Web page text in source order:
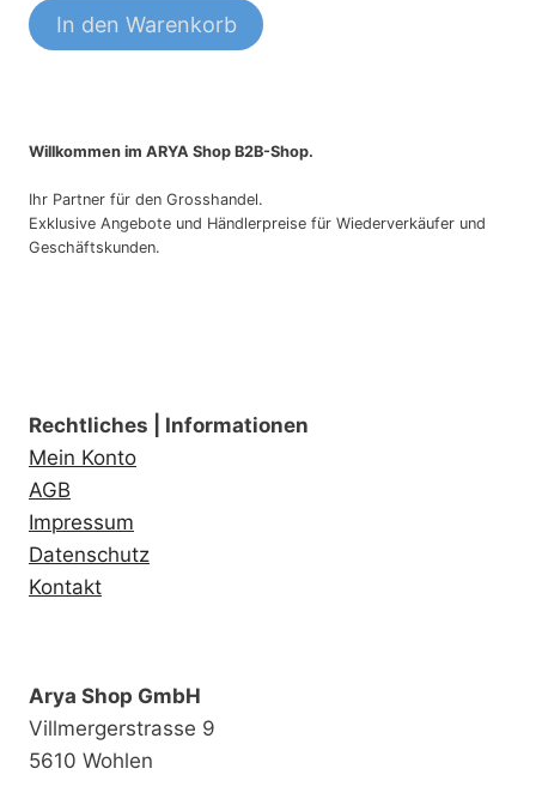
In den Warenkorb
Willkommen im ARYA Shop B2B-Shop.
Ihr Partner für den Grosshandel.
Exklusive Angebote und Händlerpreise für Wiederverkäufer und
Geschäftskunden.
Rechtliches | Informationen
Mein Konto
AGB
Impressum
Datenschutz
Kontakt
Arya Shop GmbH
Villmergerstrasse 9
5610 Wohlen